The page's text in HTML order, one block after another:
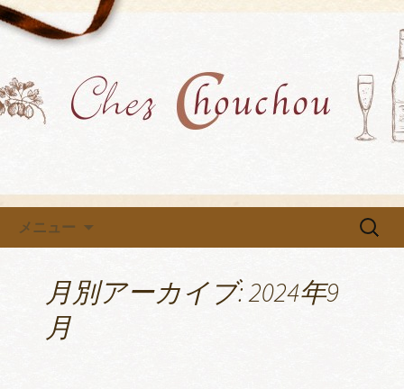
小牧市にあるフレンチ「Chez
Chouchou」のブログ
各種イベントや教室を開催中です
メニュー
検
月別アーカイブ: 2024年9
月